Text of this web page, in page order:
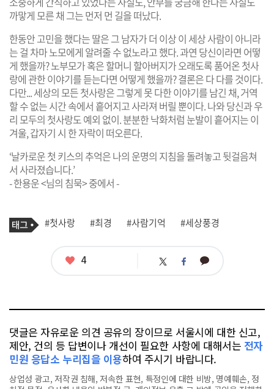
까맣게 모른 채 그는 먼저 먼 길을 떠났다.
한동안 고민을 했다는 딸은 그 남자가 더 이상 이 세상 사람이 아니라
는 걸 차마 노모에게 알려줄 수 없노라고 했다. 과연 당신이라면 어떻
게 했을까? 노부모가 혹은 할머니 할아버지가 오래도록 품어온 첫사
랑에 관한 이야기를 듣는다면 어떻게 했을까? 결론은 다 다를 것이다.
다만... 세상의 모든 첫사랑은 그렇게 못 다한 이야기를 남긴 채, 거역
할 수 없는 시간 속에서 흩어지고 사라져 버릴 뿐이다. 나와 당신과 우
리 모두의 첫사랑도 예외 없이. 분분한 낙화처럼 눈발이 흩어지는 이
겨울, 갑자기 시 한 자락이 떠오른다.
‘날카로운 첫 키스의 추억은 나의 운명의 지침을 돌려놓고 뒷걸음쳐
서 사라졌습니다.’
- 한용운 <님의 침묵> 중에서 -
기
사
태
그
#첫사랑 #최경 #사람기억 #세상풍경
좋
4 트 페 카
댓글은 자유로운 의견 공유의 장이므로 서울시에 대한 신고,
제안, 건의 등 답변이나 개선이 필요한 사항에 대해서는 전자
민원 응답소 누리집을 이용하여 주시기 바랍니다.
상업성 광고, 저작권 침해, 저속한 표현, 특정인에 대한 비방, 명예훼손, 정